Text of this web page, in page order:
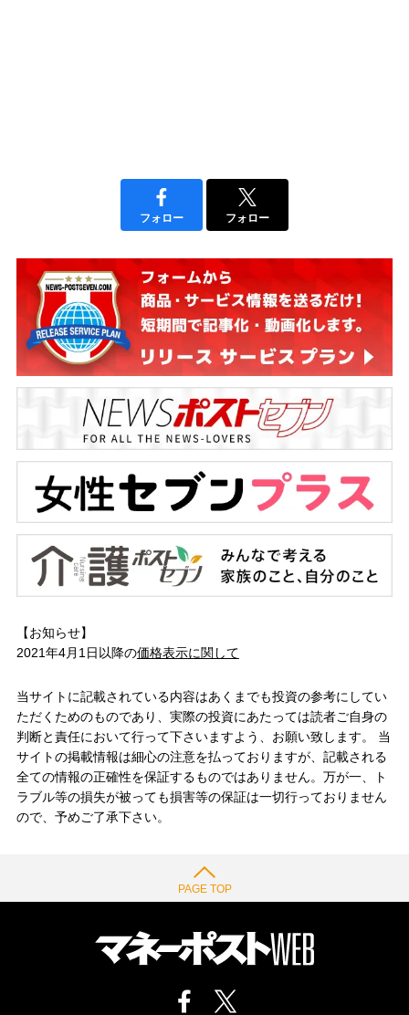
フォロー フォロー
【お知らせ】
2021年4月1日以降の価格表示に関して
当サイトに記載されている内容はあくまでも投資の参考にしてい
ただくためのものであり、実際の投資にあたっては読者ご自身の
判断と責任において行って下さいますよう、お願い致します。 当
サイトの掲載情報は細心の注意を払っておりますが、記載される
全ての情報の正確性を保証するものではありません。万が一、ト
ラブル等の損失が被っても損害等の保証は一切行っておりません
ので、予めご了承下さい。
PAGE TOP